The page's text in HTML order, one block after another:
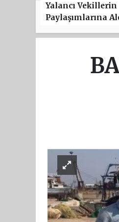
Yalancı Vekillerin
Paylaşımlarına